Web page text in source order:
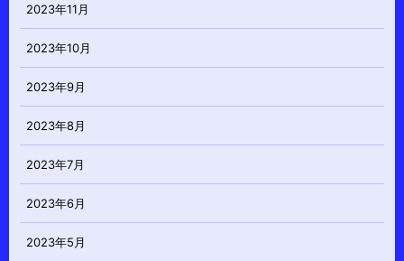
2023年11月
2023年10月
2023年9月
2023年8月
2023年7月
2023年6月
2023年5月